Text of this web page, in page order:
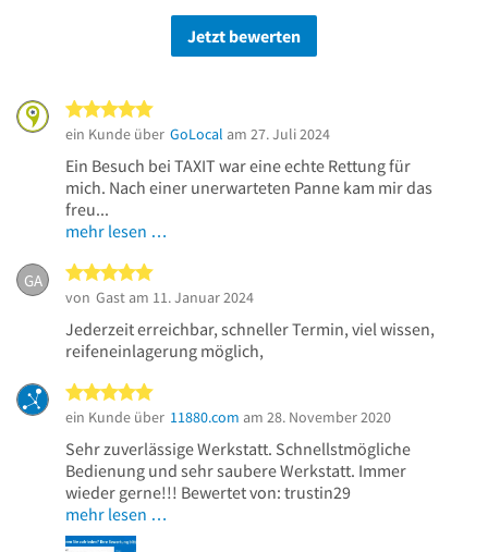
Jetzt bewerten
ein Kunde über GoLocal am 27. Juli 2024
Ein Besuch bei TAXIT war eine echte Rettung für
mich. Nach einer unerwarteten Panne kam mir das
freu...
mehr lesen …
GA
von Gast am 11. Januar 2024
Jederzeit erreichbar, schneller Termin, viel wissen,
reifeneinlagerung möglich,
ein Kunde über 11880.com am 28. November 2020
Sehr zuverlässige Werkstatt. Schnellstmögliche
Bedienung und sehr saubere Werkstatt. Immer
wieder gerne!!! Bewertet von: trustin29
mehr lesen …